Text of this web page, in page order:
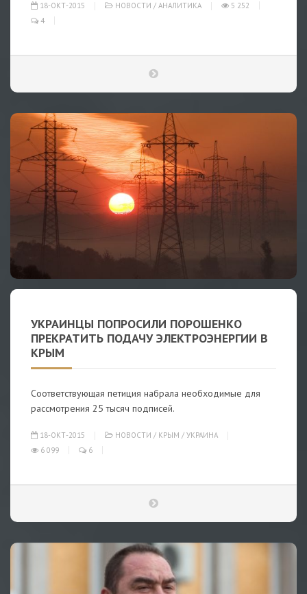
18-ОКТ-2015 НОВОСТИ / АНАЛИТИКА
5 252
4
УКРАИНЦЫ ПОПРОСИЛИ ПОРОШЕНКО
ПРЕКРАТИТЬ ПОДАЧУ ЭЛЕКТРОЭНЕРГИИ В
КРЫМ
Соответствующая петиция набрала необходимые для
рассмотрения 25 тысяч подписей.
18-ОКТ-2015 НОВОСТИ / КРЫМ / УКРАИНА
6 099
6